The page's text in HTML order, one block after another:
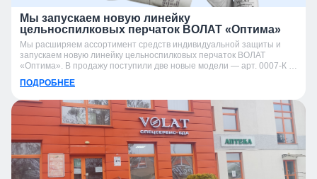
Мы запускаем новую линейку
цельноспилковых перчаток ВОЛАТ «Оптима»
Мы расширяем ассортимент средств индивидуальной защиты и
запускаем новую линейку цельноспилковых перчаток ВОЛАТ
«Оптима». В продажу поступили две новые модели — арт. 0007-К и
ПОДРОБНЕЕ